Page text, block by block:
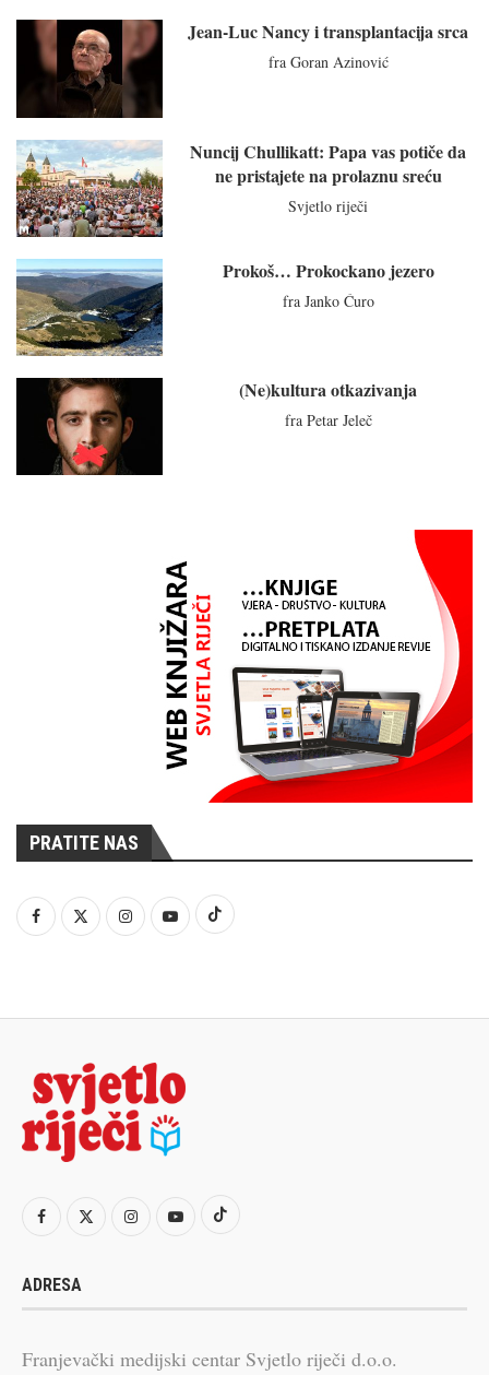
Jean-Luc Nancy i transplantacija srca
fra Goran Azinović
Nuncij Chullikatt: Papa vas potiče da
ne pristajete na prolaznu sreću
Svjetlo riječi
Prokoš… Prokockano jezero
fra Janko Ćuro
(Ne)kultura otkazivanja
fra Petar Jeleč
PRATITE NAS
ADRESA
Franjevački medijski centar Svjetlo riječi d.o.o.